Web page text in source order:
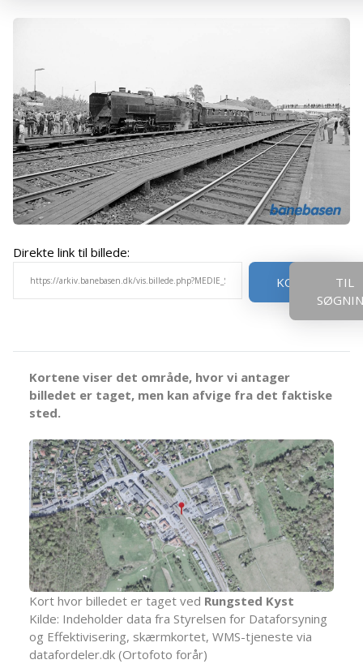
Direkte link til billede:
KOPIER
TIL
Kortene viser det område, hvor vi antager
billedet er taget, men kan afvige fra det faktiske
sted.
Kort hvor billedet er taget ved Rungsted Kyst
Kilde: Indeholder data fra Styrelsen for Dataforsyning
og Effektivisering, skærmkortet, WMS-tjeneste via
datafordeler.dk (Ortofoto forår)